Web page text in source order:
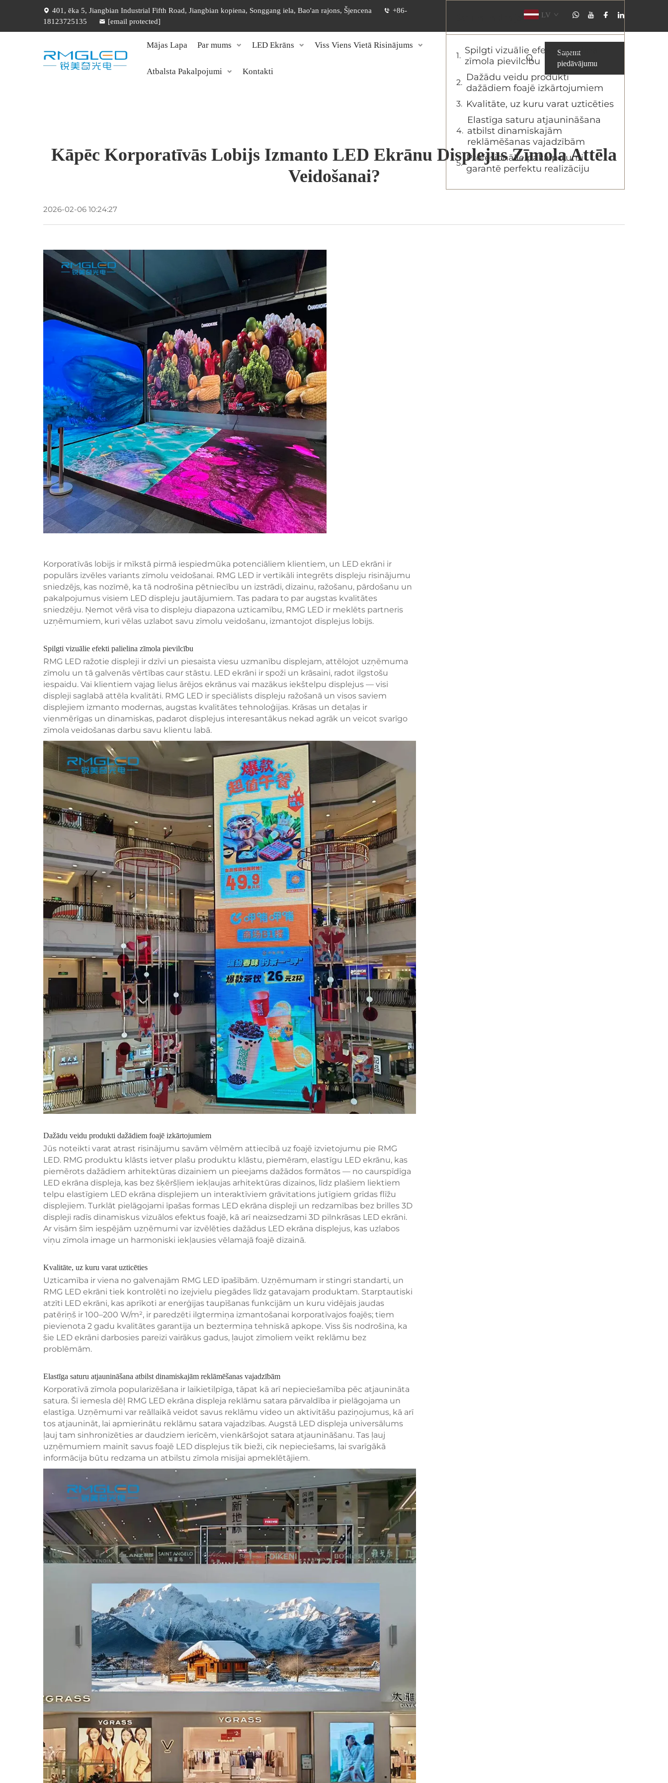
401, ēka 5, Jiangbian Industrial Fifth Road, Jiangbian kopiena, Songgang iela, Bao'an rajons, Šjencena
+86-
18123725135
[email protected]
LV
Mājas Lapa Par mums LED Ekrāns Viss Viens Vietā Risinājums
Atbalsta Pakalpojumi Kontakti
Saņemt
piedāvājumu
Kāpēc Korporatīvās Lobijs Izmanto LED Ekrānu Displejus Zīmola Attēla
Veidošanai?
2026-02-06 10:24:27
Korporatīvās lobijs ir mīkstā pirmā iespiedmūka potenciāliem klientiem, un LED ekrāni ir
populārs izvēles variants zīmolu veidošanai. RMG LED ir vertikāli integrēts displeju risinājumu
sniedzējs, kas nozīmē, ka tā nodrošina pētniecību un izstrādi, dizainu, ražošanu, pārdošanu un
pakalpojumus visiem LED displeju jautājumiem. Tas padara to par augstas kvalitātes
sniedzēju. Ņemot vērā visa to displeju diapazona uzticamību, RMG LED ir meklēts partneris
uzņēmumiem, kuri vēlas uzlabot savu zīmolu veidošanu, izmantojot displejus lobijs.
Spilgti vizuālie efekti palielina zīmola pievilcību
RMG LED ražotie displeji ir dzīvi un piesaista viesu uzmanību displejam, attēlojot uzņēmuma
zīmolu un tā galvenās vērtības caur stāstu. LED ekrāni ir spoži un krāsaini, radot ilgstošu
iespaidu. Vai klientiem vajag lielus ārējos ekrānus vai mazākus iekštelpu displejus — visi
displeji saglabā attēla kvalitāti. RMG LED ir speciālists displeju ražošanā un visos saviem
displejiem izmanto modernas, augstas kvalitātes tehnoloģijas. Krāsas un detaļas ir
vienmērīgas un dinamiskas, padarot displejus interesantākus nekad agrāk un veicot svarīgo
zīmola veidošanas darbu savu klientu labā.
Dažādu veidu produkti dažādiem foajē izkārtojumiem
Jūs noteikti varat atrast risinājumu savām vēlmēm attiecībā uz foajē izvietojumu pie RMG
LED. RMG produktu klāsts ietver plašu produktu klāstu, piemēram, elastīgu LED ekrānu, kas
piemērots dažādiem arhitektūras dizainiem un pieejams dažādos formātos — no caurspīdīga
LED ekrāna displeja, kas bez šķēršļiem iekļaujas arhitektūras dizainos, līdz plašiem liektiem
telpu elastīgiem LED ekrāna displejiem un interaktīviem grāvitations jutīgiem grīdas flīžu
displejiem. Turklāt pielāgojami īpašas formas LED ekrāna displeji un redzamības bez brilles 3D
displeji radīs dinamiskus vizuālos efektus foajē, kā arī neaizsedzami 3D pilnkrāsas LED ekrāni.
Ar visām šīm iespējām uzņēmumi var izvēlēties dažādus LED ekrāna displejus, kas uzlabos
viņu zīmola image un harmoniski iekļausies vēlamajā foajē dizainā.
Kvalitāte, uz kuru varat uzticēties
Uzticamība ir viena no galvenajām RMG LED īpašībām. Uzņēmumam ir stingri standarti, un
RMG LED ekrāni tiek kontrolēti no izejvielu piegādes līdz gatavajam produktam. Starptautiski
atzīti LED ekrāni, kas aprīkoti ar enerģijas taupīšanas funkcijām un kuru vidējais jaudas
patēriņš ir 100–200 W/m², ir paredzēti ilgtermiņa izmantošanai korporatīvajos foajēs; tiem
pievienota 2 gadu kvalitātes garantija un beztermiņa tehniskā apkope. Viss šis nodrošina, ka
šie LED ekrāni darbosies pareizi vairākus gadus, ļaujot zīmoliem veikt reklāmu bez
problēmām.
Elastīga saturu atjaunināšana atbilst dinamiskajām reklāmēšanas vajadzībām
Korporatīvā zīmola popularizēšana ir laikietilpīga, tāpat kā arī nepieciešamība pēc atjaunināta
satura. Šī iemesla dēļ RMG LED ekrāna displeja reklāmu satara pārvaldība ir pielāgojama un
elastīga. Uzņēmumi var reāllaikā veidot savus reklāmu video un aktivitāšu paziņojumus, kā arī
tos atjaunināt, lai apmierinātu reklāmu satara vajadzības. Augstā LED displeja universālums
ļauj tam sinhronizēties ar daudziem ierīcēm, vienkāršojot satara atjaunināšanu. Tas ļauj
uzņēmumiem mainīt savus foajē LED displejus tik bieži, cik nepieciešams, lai svarīgākā
informācija būtu redzama un atbilstu zīmola misijai apmeklētājiem.
Spilgti vizuālie efekti palielina
zīmola pievilcību
Dažādu veidu produkti
dažādiem foajē izkārtojumiem
Kvalitāte, uz kuru varat uzticēties
Elastīga saturu atjaunināšana
atbilst dinamiskajām
reklāmēšanas vajadzībām
Profesionālie pakalpojumi
garantē perfektu realizāciju